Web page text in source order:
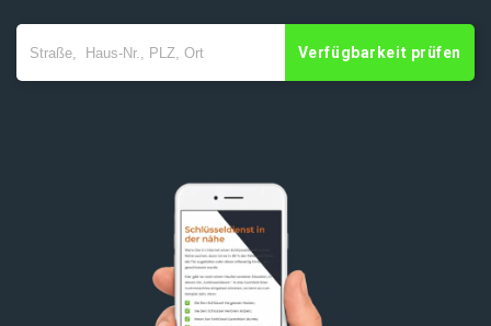
Verfügbarkeit prüfen